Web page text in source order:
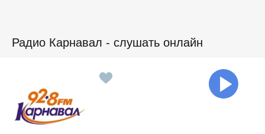
Радио Карнавал - слушать онлайн